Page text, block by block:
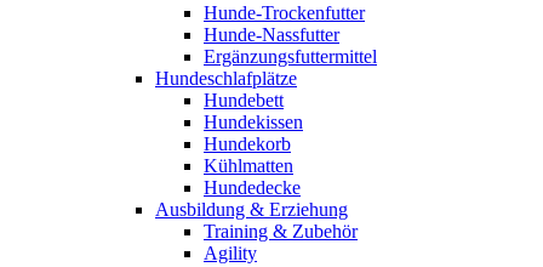
Hunde-Trockenfutter
Hunde-Nassfutter
Ergänzungsfuttermittel
Hundeschlafplätze
Hundebett
Hundekissen
Hundekorb
Kühlmatten
Hundedecke
Ausbildung & Erziehung
Training & Zubehör
Agility